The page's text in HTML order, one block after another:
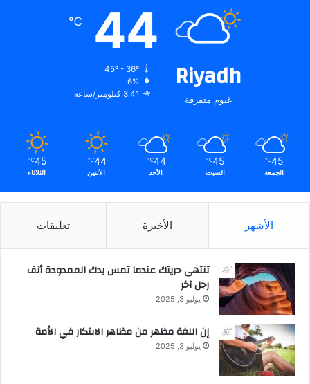
Riyadh
غيوم متفرقة
44
℃
6%
3.41 كيلومتر/ساعة
45
℃
الجمعة
45
℃
السبت
44
℃
الأحد
44
℃
الأثنين
45
℃
الثلاثاء
الأشهر الأخيرة تعليقات
تنتهي حريتك عندما تمس يدك الممدودة أنف
رجل آخر
يوليو 3, 2025
إن اللغة مظهر من مظاهر الابتكار في الأمة
يوليو 3, 2025